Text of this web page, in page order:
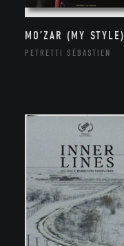
MO’ZAR (MY STYLE)
PETRETTI SÉBASTIEN